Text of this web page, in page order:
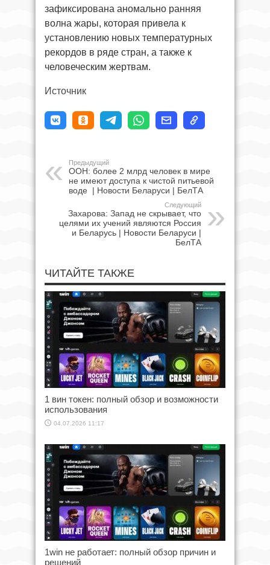
зафиксирована аномально ранняя
волна жары, которая привела к
установлению новых температурных
рекордов в ряде стран, а также к
человеческим жертвам.
Источник
Предыдущий
ООН: более 2 млрд человек в мире
не имеют доступа к чистой питьевой
воде | Новости Беларуси | БелТА
Следующий
Захарова: Запад не скрывает, что
целями их учений являются Россия
и Беларусь | Новости Беларуси |
БелТА
ЧИТАЙТЕ ТАКЖЕ
1 вин токен: полный обзор и возможности
использования
04.07.2026 11:17
1win не работает: полный обзор причин и
решений